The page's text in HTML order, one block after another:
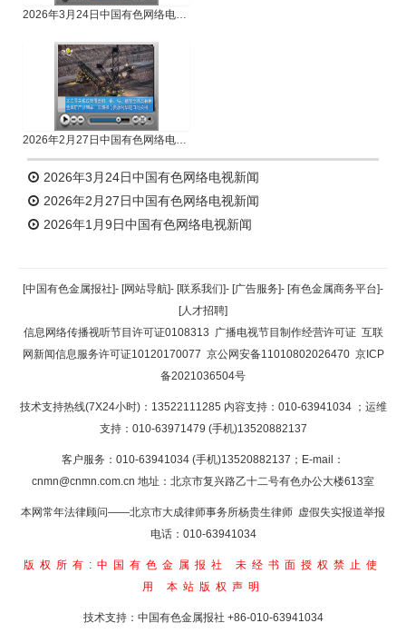
2026年3月24日中国有色网络电视新闻
2026年2月27日中国有色网络电视新闻
2026年3月24日中国有色网络电视新闻
2026年2月27日中国有色网络电视新闻
2026年1月9日中国有色网络电视新闻
[中国有色金属报社]- [网站导航]- [联系我们]- [广告服务]- [有色金属商务平台]-
[人才招聘]
信息网络传播视听节目许可证0108313 广播电视节目制作经营许可证 互联
网新闻信息服务许可证10120170077 京公网安备11010802026470 京ICP
备2021036504号
技术支持热线(7X24小时)：13522111285 内容支持：010-63941034 ；运维
支持：010-63971479 (手机)13520882137
客户服务：010-63941034 (手机)13520882137；E-mail：
cnmn@cnmn.com.cn 地址：北京市复兴路乙十二号有色办公大楼613室
本网常年法律顾问——北京市大成律师事务所杨贵生律师 虚假失实报道举报
电话：010-63941034
版权所有:中国有色金属报社
未经书面授权禁止使
用 本站版权声明
技术支持：中国有色金属报社 +86-010-63941034